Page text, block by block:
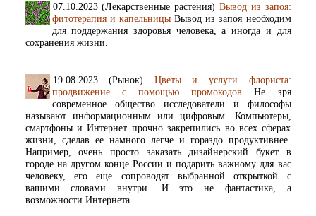
07.10.2023 (Лекарственные растения) Вывод из запоя:
фитотерапия и капельницыВывод из запоя необходим
для поддержания здоровья человека, а иногда и для
сохранения жизни.
19.08.2023 (Рынок) Цветы и услуги флориста:
продвижение с помощью промокодов Не зря
современное общество исследователи и философы
называют информационным или цифровым. Компьютеры,
смартфоны и Интернет прочно закрепились во всех сферах
жизни, сделав ее намного легче и гораздо продуктивнее.
Например, очень просто заказать дизайнерский букет в
городе на другом конце России и подарить важному для вас
человеку, его еще сопроводят выбранной открыткой с
вашими словами внутри. И это не фантастика, а
возможности Интернета.